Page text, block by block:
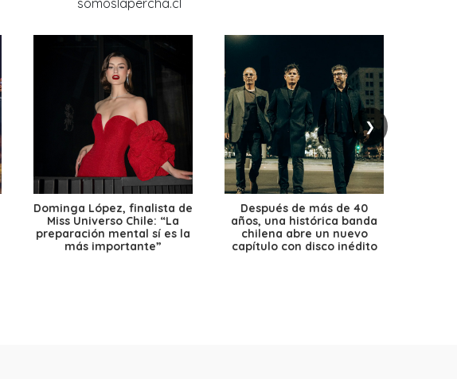
❯
Dominga López, finalista de
Miss Universo Chile: “La
preparación mental sí es la
más importante”
Después de más de 40
años, una histórica banda
chilena abre un nuevo
capítulo con disco inédito